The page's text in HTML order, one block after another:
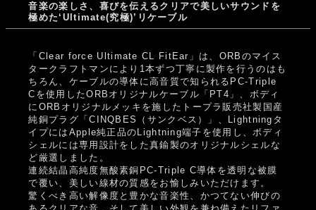
音楽の楽しさ、喜びを伝えるクリアで美しいサウンドを
極めた‘Ultimate(究極)’リケーブル
「Clear force Ultimate CL FitEar」は、ORBのマイス
タークラフトマンにより1本ずつ丁寧に製作を行うのはも
ちろん、ケーブルの導体に高音質で知られるPC-Triple
Cを使用したORBオリジナルケーブル「PT4」、ボディ
にORBオリジナルメッキを施したトープラ販売社製国産
純銅プラグ「CINQBES（サンクベス）」、Lightningタ
イプにはApple純正品のLightning端子を使用し、ボディ
シェルには専用設計をした真鍮製のオリジナルシェルな
ど厳選しました。
連続結晶高純度無酸素銅PC-Triple C導体を透明な被膜
で覆い、美しい線材の質感をお愉しみいただけます。
驚くべき高い解像度と豊かな音楽性、かつてない伸びの